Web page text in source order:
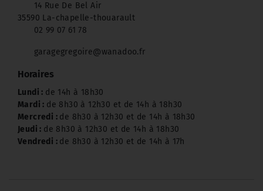
14 Rue De Bel Air
35590 La-chapelle-thouarault
02 99 07 61 78
garagegregoire@wanadoo.fr
Horaires
Lundi : de 14h à 18h30
Mardi : de 8h30 à 12h30 et de 14h à 18h30
Mercredi : de 8h30 à 12h30 et de 14h à 18h30
Jeudi : de 8h30 à 12h30 et de 14h à 18h30
Vendredi : de 8h30 à 12h30 et de 14h à 17h